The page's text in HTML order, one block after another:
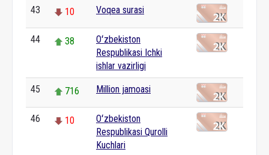
43 10 Voqea surasi
44 38
Oʻzbekiston
Respublikasi Ichki
ishlar vazirligi
45 716 Million jamoasi
46 10
Oʻzbekiston
Respublikasi Qurolli
Kuchlari